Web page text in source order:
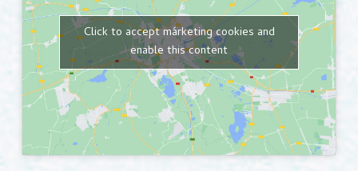
Click to accept márketing cookies and
enable this content